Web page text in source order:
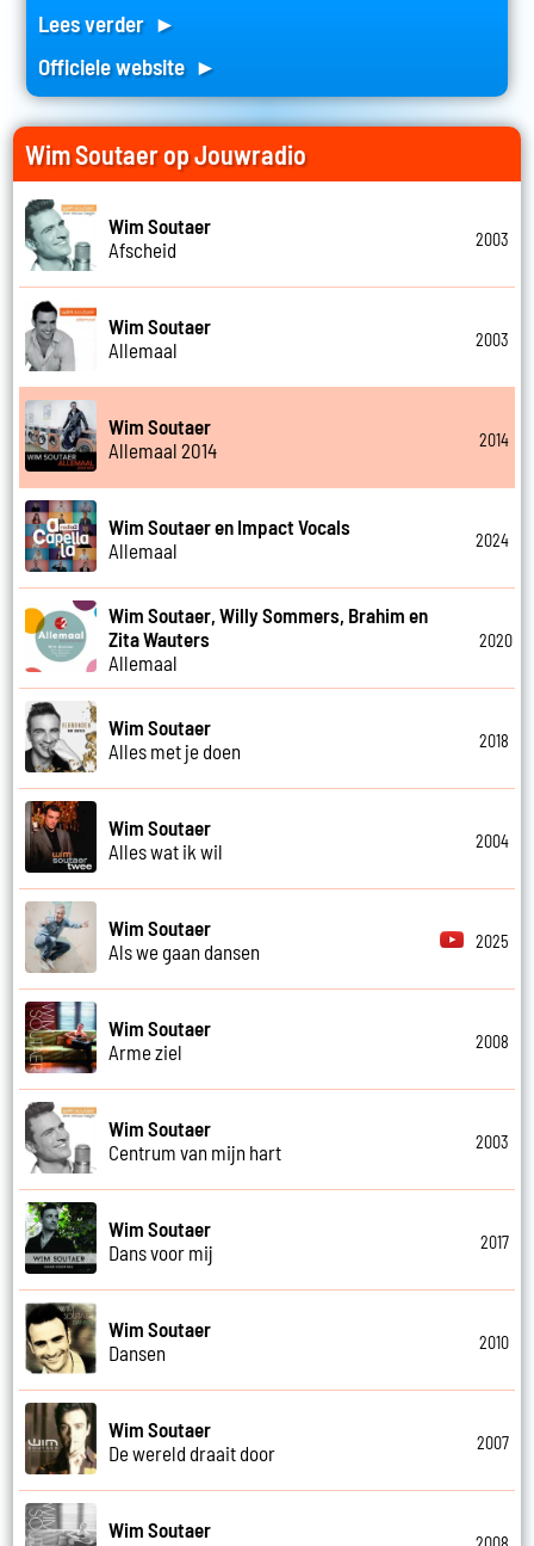
Lees verder ►
Officiele website ►
Wim Soutaer op Jouwradio
Wim Soutaer
Afscheid
2003
Wim Soutaer
Allemaal
2003
Wim Soutaer
Allemaal 2014
2014
Wim Soutaer en Impact Vocals
Allemaal
2024
Wim Soutaer, Willy Sommers, Brahim en
Zita Wauters
Allemaal
2020
Wim Soutaer
Alles met je doen
2018
Wim Soutaer
Alles wat ik wil
2004
Wim Soutaer
Als we gaan dansen
2025
Wim Soutaer
Arme ziel
2008
Wim Soutaer
Centrum van mijn hart
2003
Wim Soutaer
Dans voor mij
2017
Wim Soutaer
Dansen
2010
Wim Soutaer
De wereld draait door
2007
Wim Soutaer